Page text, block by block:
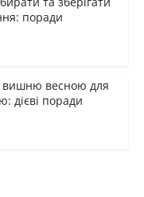
поради
вишню весною для
дієві поради